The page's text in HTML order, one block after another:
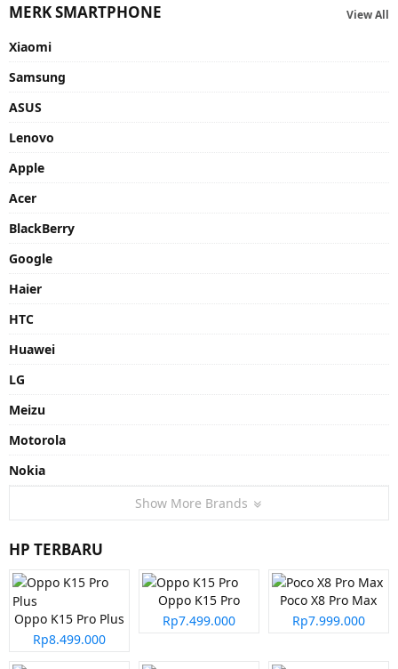
MERK SMARTPHONE View All
Xiaomi
Samsung
ASUS
Lenovo
Apple
Acer
BlackBerry
Google
Haier
HTC
Huawei
LG
Meizu
Motorola
Nokia
Show More Brands
HP TERBARU
Oppo K15 Pro Plus
Rp8.499.000
Oppo K15 Pro
Rp7.499.000
Poco X8 Pro Max
Rp7.999.000